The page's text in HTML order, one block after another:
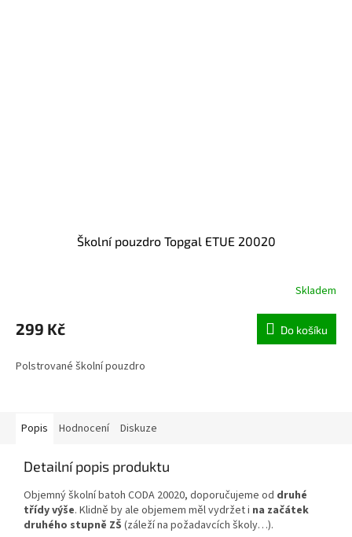
Školní pouzdro Topgal ETUE 20020
Skladem
299 Kč Do košíku
Polstrované školní pouzdro
Popis Hodnocení Diskuze
Detailní popis produktu
Objemný školní batoh CODA 20020, doporučujeme od druhé
třídy výše. Klidně by ale objemem měl vydržet i na začátek
druhého stupně ZŠ (záleží na požadavcích školy…).